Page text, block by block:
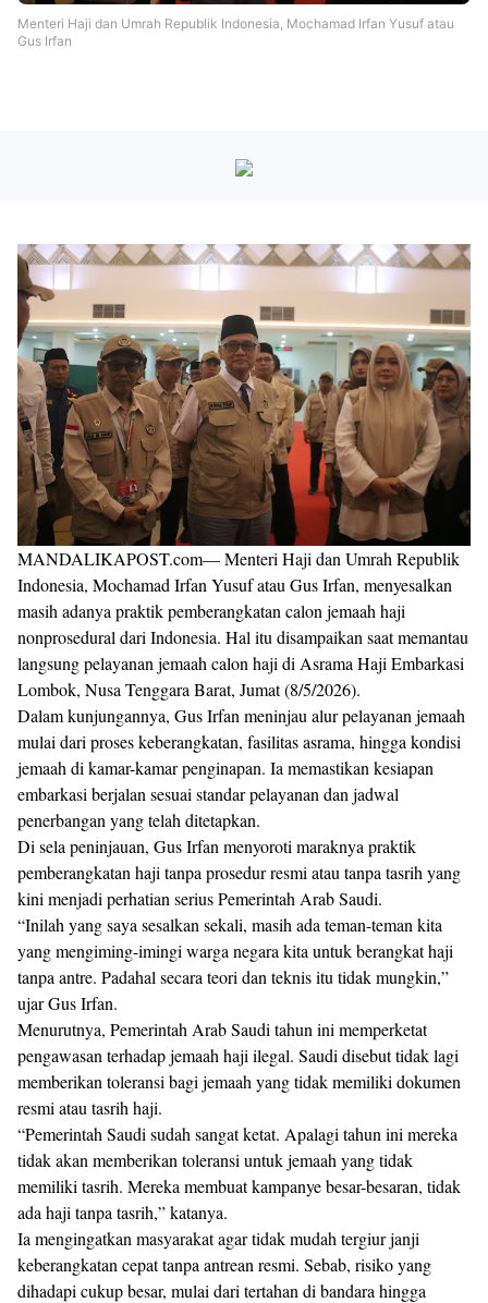
Menteri Haji dan Umrah Republik Indonesia, Mochamad Irfan Yusuf atau
Gus Irfan
MANDALIKAPOST.com— Menteri Haji dan Umrah Republik
Indonesia, Mochamad Irfan Yusuf atau Gus Irfan, menyesalkan
masih adanya praktik pemberangkatan calon jemaah haji
nonprosedural dari Indonesia. Hal itu disampaikan saat memantau
langsung pelayanan jemaah calon haji di Asrama Haji Embarkasi
Lombok, Nusa Tenggara Barat, Jumat (8/5/2026).
Dalam kunjungannya, Gus Irfan meninjau alur pelayanan jemaah
mulai dari proses keberangkatan, fasilitas asrama, hingga kondisi
jemaah di kamar-kamar penginapan. Ia memastikan kesiapan
embarkasi berjalan sesuai standar pelayanan dan jadwal
penerbangan yang telah ditetapkan.
Di sela peninjauan, Gus Irfan menyoroti maraknya praktik
pemberangkatan haji tanpa prosedur resmi atau tanpa tasrih yang
kini menjadi perhatian serius Pemerintah Arab Saudi.
“Inilah yang saya sesalkan sekali, masih ada teman-teman kita
yang mengiming-imingi warga negara kita untuk berangkat haji
tanpa antre. Padahal secara teori dan teknis itu tidak mungkin,”
ujar Gus Irfan.
Menurutnya, Pemerintah Arab Saudi tahun ini memperketat
pengawasan terhadap jemaah haji ilegal. Saudi disebut tidak lagi
memberikan toleransi bagi jemaah yang tidak memiliki dokumen
resmi atau tasrih haji.
“Pemerintah Saudi sudah sangat ketat. Apalagi tahun ini mereka
tidak akan memberikan toleransi untuk jemaah yang tidak
memiliki tasrih. Mereka membuat kampanye besar-besaran, tidak
ada haji tanpa tasrih,” katanya.
Ia mengingatkan masyarakat agar tidak mudah tergiur janji
keberangkatan cepat tanpa antrean resmi. Sebab, risiko yang
dihadapi cukup besar, mulai dari tertahan di bandara hingga